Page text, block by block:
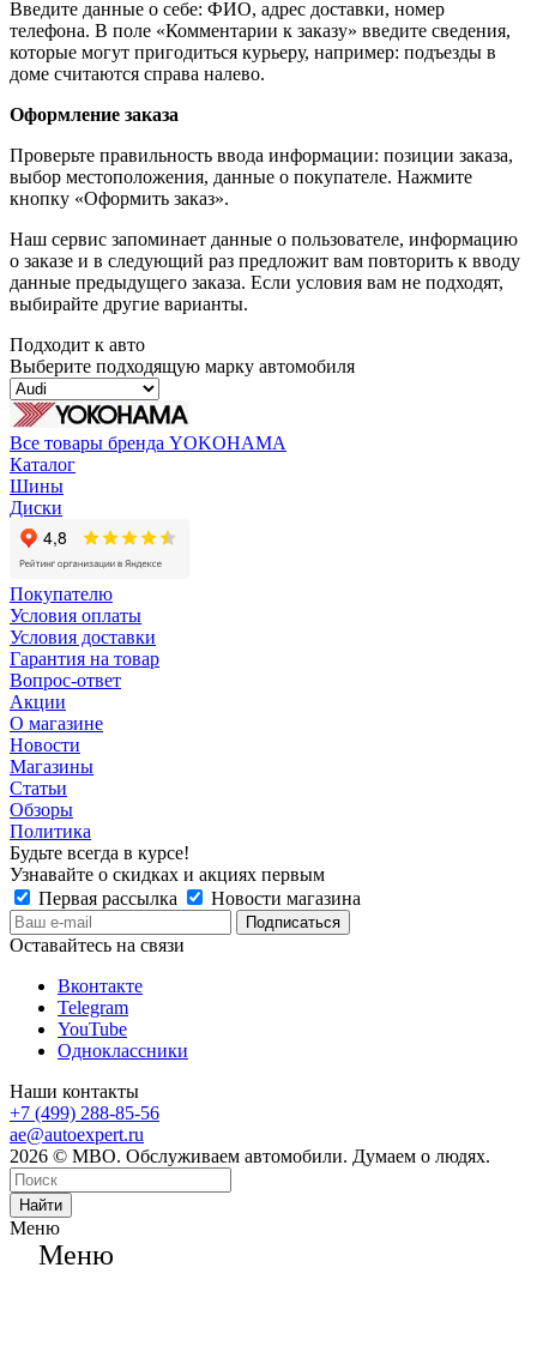
Введите данные о себе: ФИО, адрес доставки, номер
телефона. В поле «Комментарии к заказу» введите сведения,
которые могут пригодиться курьеру, например: подъезды в
доме считаются справа налево.
Оформление заказа
Проверьте правильность ввода информации: позиции заказа,
выбор местоположения, данные о покупателе. Нажмите
кнопку «Оформить заказ».
Наш сервис запоминает данные о пользователе, информацию
о заказе и в следующий раз предложит вам повторить к вводу
данные предыдущего заказа. Если условия вам не подходят,
выбирайте другие варианты.
Подходит к авто
Выберите подходящую марку автомобиля
Все товары бренда YOKOHAMA
Каталог
Шины
Диски
Покупателю
Условия оплаты
Условия доставки
Гарантия на товар
Вопрос-ответ
Акции
О магазине
Новости
Магазины
Статьи
Обзоры
Политика
Будьте всегда в курсе!
Узнавайте о скидках и акциях первым
Первая рассылка
Новости магазина
Оставайтесь на связи
Вконтакте
Telegram
YouTube
Одноклассники
Наши контакты
+7 (499) 288-85-56
ae@autoexpert.ru
2026 © МВО. Обслуживаем автомобили. Думаем о людях.
Найти
Меню
Меню